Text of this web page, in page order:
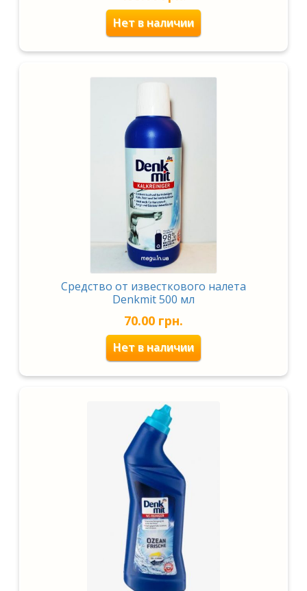
Нет в наличии
Средство от известкового налета
Denkmit 500 мл
70.00 грн.
Нет в наличии